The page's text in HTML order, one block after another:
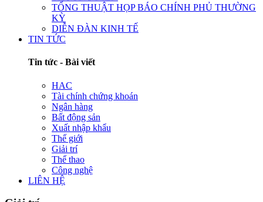
TỔNG THUẬT HỌP BÁO CHÍNH PHỦ THƯỜNG
KỲ
DIỄN ĐÀN KINH TẾ
TIN TỨC
Tin tức - Bài viết
HAC
Tài chính chứng khoán
Ngân hàng
Bất động sản
Xuất nhập khẩu
Thế giới
Giải trí
Thể thao
Công nghệ
LIÊN HỆ